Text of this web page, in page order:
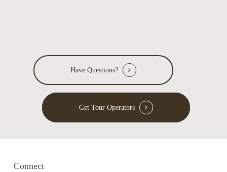
Have Questions?
Get Tour Operators
Connect